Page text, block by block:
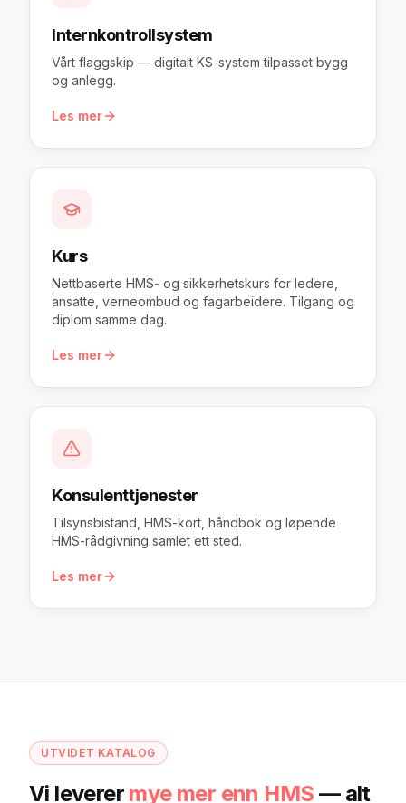
Internkontrollsystem
Vårt flaggskip — digitalt KS-system tilpasset bygg
og anlegg.
Les mer
Kurs
Nettbaserte HMS- og sikkerhetskurs for ledere,
ansatte, verneombud og fagarbeidere. Tilgang og
diplom samme dag.
Les mer
Konsulenttjenester
Tilsynsbistand, HMS-kort, håndbok og løpende
HMS-rådgivning samlet ett sted.
Les mer
UTVIDET KATALOG
Vi leverer mye mer enn HMS — alt